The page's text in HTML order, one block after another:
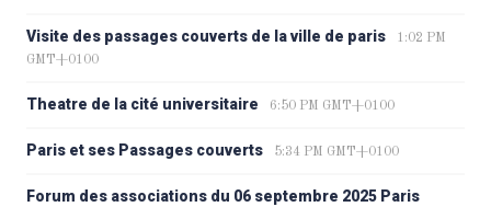
Visite des passages couverts de la ville de paris
1:02 PM
GMT+0100
Theatre de la cité universitaire 6:50 PM GMT+0100
Paris et ses Passages couverts 5:34 PM GMT+0100
Forum des associations du 06 septembre 2025 Paris